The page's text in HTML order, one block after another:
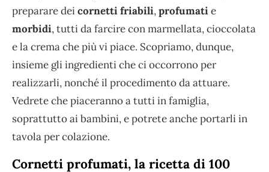
preparare deicornetti friabili,profumatie
morbidi, tutti da farcire con marmellata, cioccolata
e la crema che più vi piace. Scopriamo, dunque,
insieme gli ingredienti che ci occorrono per
realizzarli, nonché il procedimento da attuare.
Vedrete che piaceranno a tutti in famiglia,
soprattutto ai bambini, e potrete anche portarli in
tavola per colazione.
Cornetti profumati, la ricetta di 100